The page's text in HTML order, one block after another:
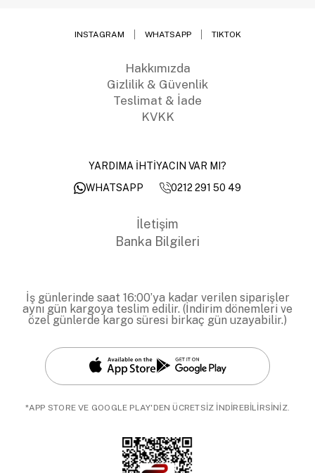
INSTAGRAM WHATSAPP TIKTOK
Hakkımızda
Gizlilik & Güvenlik
Teslimat & İade
KVKK
YARDIMA İHTİYACIN VAR MI?
WHATSAPP
0212 291 50 49
İletişim
Banka Bilgileri
İş günlerinde saat 16:00’ya kadar verilen siparişler
aynı gün kargoya teslim edilir. (İndirim dönemleri ve
özel günlerde kargo süresi birkaç gün uzayabilir.)
*APP STORE VE GOOGLE PLAY'DEN ÜCRETSİZ İNDİREBİLİRSİNİZ.